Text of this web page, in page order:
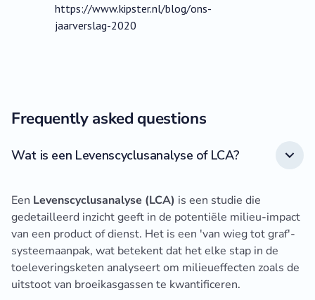
https://www.kipster.nl/blog/ons-
jaarverslag-2020
Frequently asked questions
Wat is een Levenscyclusanalyse of LCA?
Een Levenscyclusanalyse (LCA) is een studie die
gedetailleerd inzicht geeft in de potentiële milieu-impact
van een product of dienst. Het is een 'van wieg tot graf'-
systeemaanpak, wat betekent dat het elke stap in de
toeleveringsketen analyseert om milieueffecten zoals de
uitstoot van broeikasgassen te kwantificeren.